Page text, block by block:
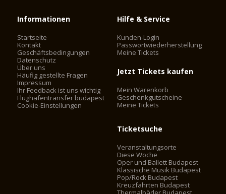
Informationen
Startseite
Kontakt
Geschäftsbedingungen
Datenschutz
Über uns
Häufig gestellte Fragen
Impressum
Ihr Feedback ist uns wichtig
Flughafentransfer budapest
Cookie-Einstellungen
Hilfe & Service
Kunden-Login
Passwortwiederherstellung
Meine Tickets
Jetzt Tickets kaufen
Mein Warenkorb
Geschenkgutscheine
Meine Tickets
Ticketsuche
Veranstaltungsorte
Diese Woche
Oper und Ballett Budapest
Klassische Musik Budapest
Pop/Rock Budapest
Kreuzfahrten Budapest